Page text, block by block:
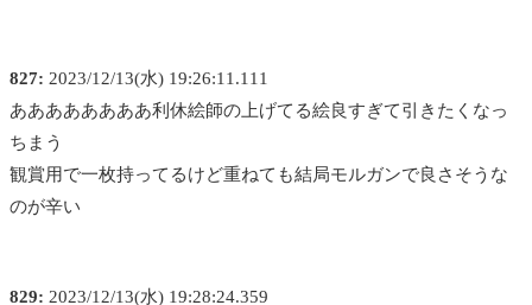
827: 2023/12/13(水) 19:26:11.111
ああああああああ利休絵師の上げてる絵良すぎて引きたくなっ
ちまう
観賞用で一枚持ってるけど重ねても結局モルガンで良さそうな
のが辛い
829: 2023/12/13(水) 19:28:24.359